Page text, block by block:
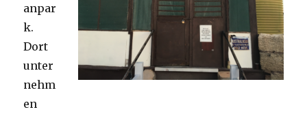
anpar
k.
Dort
unter
nehm
en